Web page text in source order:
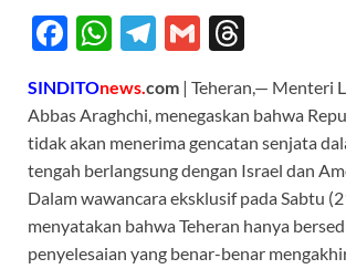
F
e
b
o
o
k
W
at
s
A
p
p
T
e
gr
a
m
G
ail e
a
ds
SINDITOnews.com | Teheran,— Menteri
Abbas Araghchi, menegaskan bahwa
tidak akan menerima gencatan senjata
tengah berlangsung dengan Israel dan
Dalam wawancara eksklusif pada Sabtu
menyatakan bahwa Teheran hanya
penyelesaian yang benar-benar